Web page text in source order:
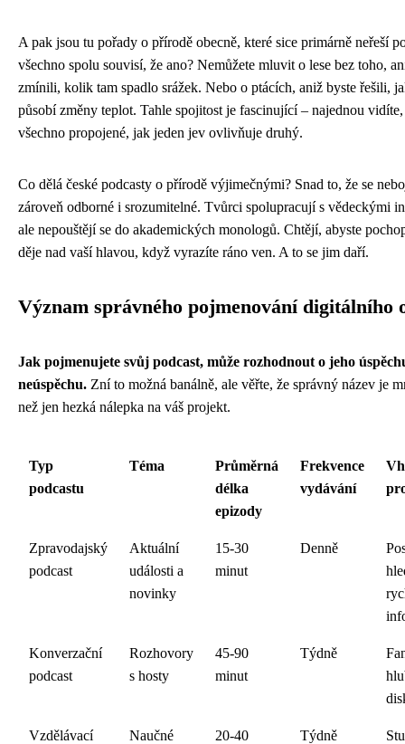
A pak jsou tu pořady o přírodě obecně, které sice primárně neřeší
všechno spolu souvisí, že ano? Nemůžete mluvit o lese bez toho,
zmínili, kolik tam spadlo srážek. Nebo o ptácích, aniž byste řešili,
působí změny teplot. Tahle spojitost je fascinující – najednou
všechno propojené, jak jeden jev ovlivňuje druhý.
Co dělá české podcasty o přírodě výjimečnými? Snad to, že se
zároveň odborné i srozumitelné. Tvůrci spolupracují s vědeckými
ale nepouštějí se do akademických monologů. Chtějí, abyste
děje nad vaší hlavou, když vyrazíte ráno ven. A to se jim daří.
Význam správného pojmenování digitálního
Jak pojmenujete svůj podcast, může rozhodnout o jeho
neúspěchu. Zní to možná banálně, ale věřte, že správný název je
než jen hezká nálepka na váš projekt.
Typ
podcastu
Téma
Průměrná
délka
epizody
Frekvence
vydávání
Zpravodajský
podcast
Aktuální
události a
novinky
15-30
minut
Denně
Konverzační
podcast
Rozhovory
s hosty
45-90
minut
Týdně
Vzdělávací
Naučné
20-40
Týdně